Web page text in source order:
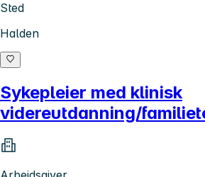
Sted
Halden
Sykepleier med klinisk
videreutdanning/